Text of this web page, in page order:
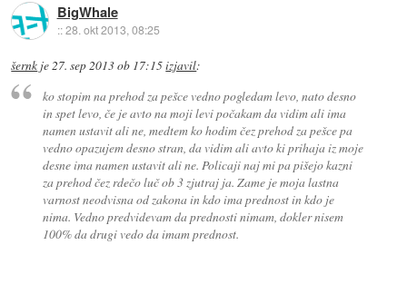
BigWhale
::28. okt 2013, 08:25
šernk je27. sep 2013 ob 17:15izjavil:
ko stopim na prehod za pešce vedno pogledam levo, nato desno
in spet levo, če je avto na moji levi počakam da vidim ali ima
namen ustavit ali ne, medtem ko hodim čez prehod za pešce pa
vedno opazujem desno stran, da vidim ali avto ki prihaja iz moje
desne ima namen ustavit ali ne. Policaji naj mi pa pišejo kazni
za prehod čez rdečo luč ob 3 zjutraj ja. Zame je moja lastna
varnost neodvisna od zakona in kdo ima prednost in kdo je
nima. Vedno predvidevam da prednosti nimam, dokler nisem
100% da drugi vedo da imam prednost.